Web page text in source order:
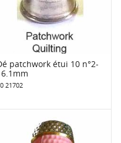
patchwork étui 10 n°2-
21702